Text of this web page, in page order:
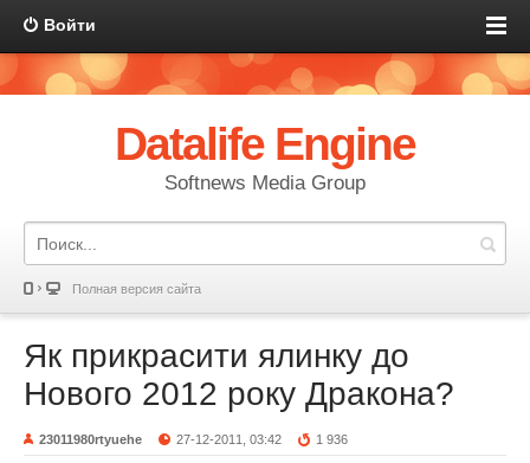
Войти
Datalife Engine
Softnews Media Group
Полная версия сайта
Як прикрасити ялинку до
Нового 2012 року Дракона?
23011980rtyuehe 27-12-2011, 03:42 1 936